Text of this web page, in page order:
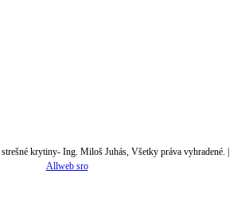
krytiny- Ing. Miloš Juhás, Všetky práva vyhradené. |
Allweb sro